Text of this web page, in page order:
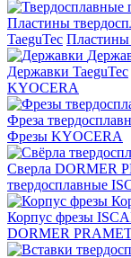
Пластины
TaeguTec Пластины
Державки TaeguTec
KYOCERA
Фреза
Фрезы KYOCERA
Сверла DORMER
твердосплавные
Корпус фрезы
DORMER